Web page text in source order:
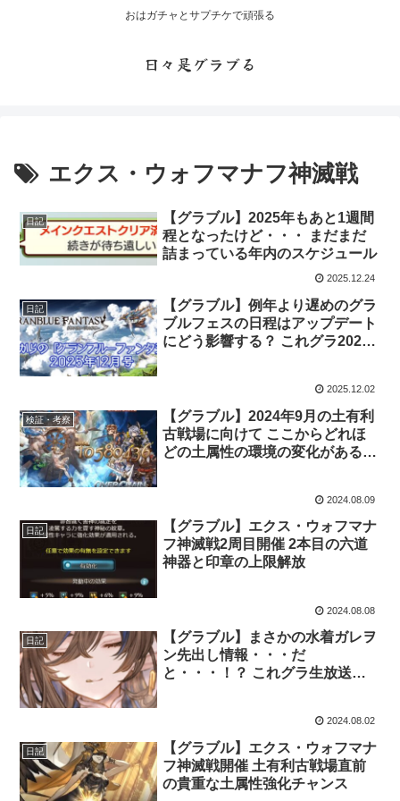
おはガチャとサプチケで頑張る
日々是グラブる
エクス・ウォフマナフ神滅戦
日記
【グラブル】2025年もあと1週間
程となったけど・・・ まだまだ
詰まっている年内のスケジュール
2025.12.24
日記
【グラブル】例年より遅めのグラ
ブルフェスの日程はアップデート
にどう影響する？ これグラ2025
2025.12.02
検証・考察
【グラブル】2024年9月の土有利
古戦場に向けて ここからどれほ
どの土属性の環境の変化があるの
2024.08.09
日記
【グラブル】エクス・ウォフマナ
フ神滅戦2周目開催 2本目の六道
神器と印章の上限解放
2024.08.08
日記
【グラブル】まさかの水着ガレヲ
ン先出し情報・・・だ
と・・・！？ これグラ生放送特
2024.08.02
日記
【グラブル】エクス・ウォフマナ
フ神滅戦開催 土有利古戦場直前
の貴重な土属性強化チャンス